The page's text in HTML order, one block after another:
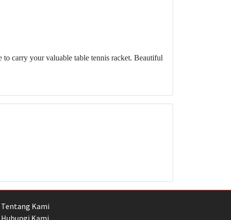
to carry your valuable table tennis racket. Beautiful
Tentang Kami
Hubungi Kami